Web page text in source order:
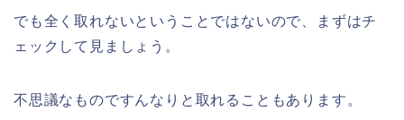
でも全く取れないということではないので、まずはチ
ェックして見ましょう。
不思議なものですんなりと取れることもあります。